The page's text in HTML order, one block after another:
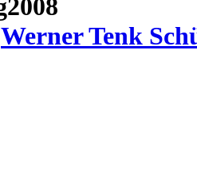
Werner Tenk